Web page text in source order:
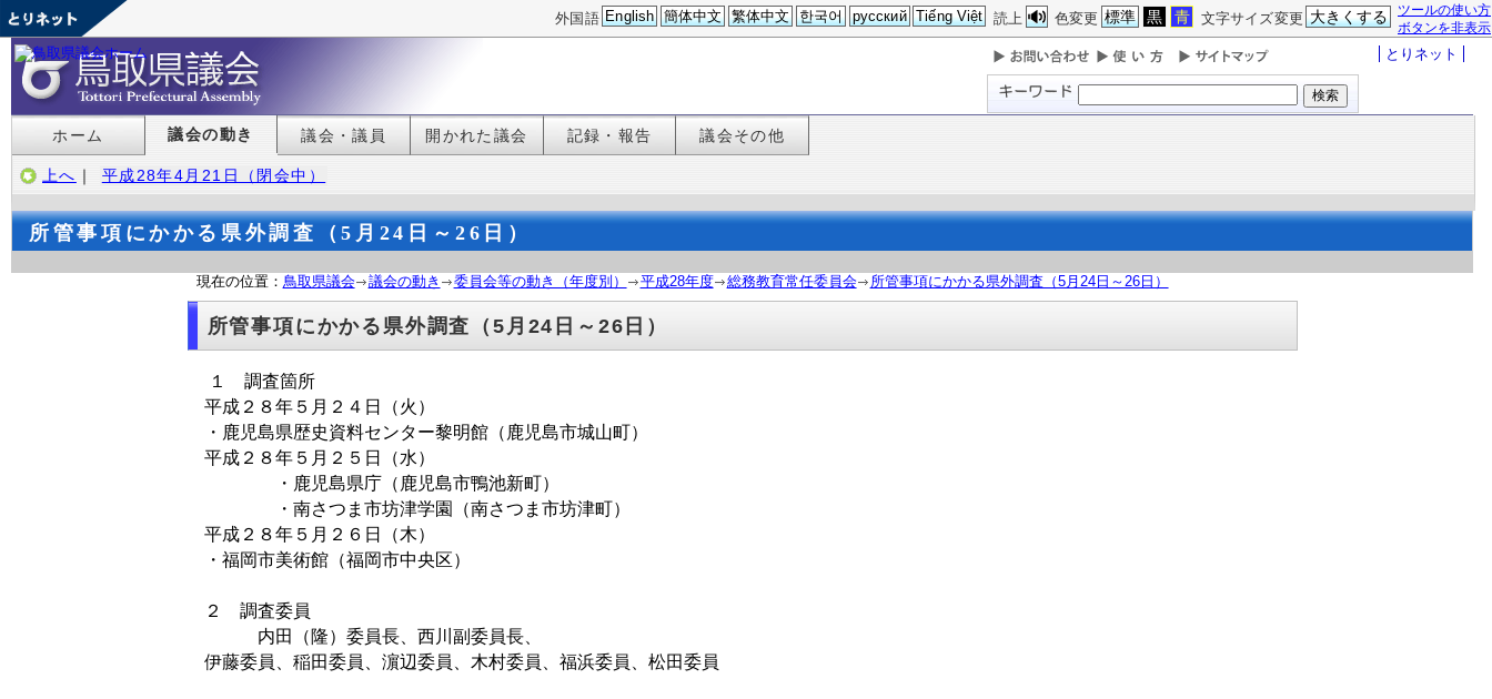
ツールの使い方
ボタンを非表示
文字サイズ変更 大きくする
色変更 標準 黒 青
読上
外国語 English 簡体中文 繁体中文 한국어 русский Tiếng Việt
とりネット
ホーム 議会の動き 議会・議員 開かれた議会 記録・報告 議会その他
上へ ｜ 平成28年4月21日（閉会中）
所管事項にかかる県外調査（5月24日～26日）
現在の位置： 鳥取県議会 議会の動き 委員会等の動き（年度別） 平成28年度 総務教育常任委員会 所管事項にかかる県外調査（5月24日～26日）
所管事項にかかる県外調査（5月24日～26日）
１ 調査箇所
平成２８年５月２４日（火）
・鹿児島県歴史資料センター黎明館（鹿児島市城山町）
平成２８年５月２５日（水）
・鹿児島県庁（鹿児島市鴨池新町）
・南さつま市坊津学園（南さつま市坊津町）
平成２８年５月２６日（木）
・福岡市美術館（福岡市中央区）
２ 調査委員
内田（隆）委員長、西川副委員長、
伊藤委員、稲田委員、濵辺委員、木村委員、福浜委員、松田委員